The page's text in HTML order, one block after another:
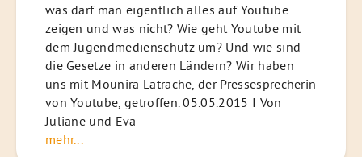
was darf man eigentlich alles auf Youtube
zeigen und was nicht? Wie geht Youtube mit
dem Jugendmedienschutz um? Und wie sind
die Gesetze in anderen Ländern? Wir haben
uns mit Mounira Latrache, der Pressesprecherin
von Youtube, getroffen. 05.05.2015 I Von
Juliane und Eva
mehr...